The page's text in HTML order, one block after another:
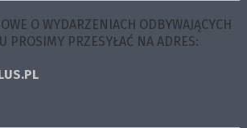
O WYDARZENIACH ODBYWAJĄCYCH
PROSIMY PRZESYŁAĆ NA ADRES: